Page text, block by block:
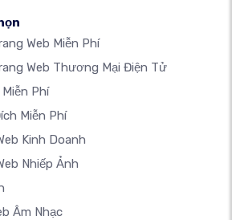
Web Miễn Phí
Web Thương Mại Điện Tử
Phí
Miễn Phí
Kinh Doanh
Nhiếp Ảnh
Âm Nhạc